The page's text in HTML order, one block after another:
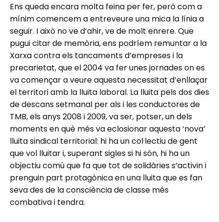
Ens queda encara molta feina per fer, però com a
mínim comencem a entreveure una mica la línia a
seguir. I això no ve d’ahir, ve de molt enrere. Que
pugui citar de memòria, ens podríem remuntar a la
Xarxa contra els tancaments d’empreses i la
precarietat, que el 2004 va fer unes jornades on es
va començar a veure aquesta necessitat d’enllaçar
el territori amb la lluita laboral. La lluita pels dos dies
de descans setmanal per als i les conductores de
TMB, els anys 2008 i 2009, va ser, potser, un dels
moments en què més va eclosionar aquesta ‘nova’
lluita sindical territorial: hi ha un col·lectiu de gent
que vol lluitar i, superant sigles si hi són, hi ha un
objectiu comú que fa que tot de solidàries s’activin i
prenguin part protagònica en una lluita que es fan
seva des de la consciència de classe més
combativa i tendra.